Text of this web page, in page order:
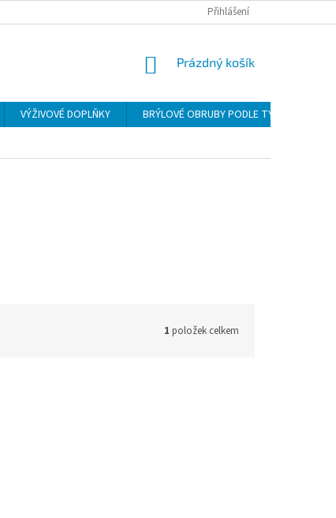
Přihlášení
NÁKUPNÍ
Prázdný košík
VÝŽIVOVÉ DOPLŇKY BRÝLOVÉ OBRUBY PODLE TYPU
1 položek celkem